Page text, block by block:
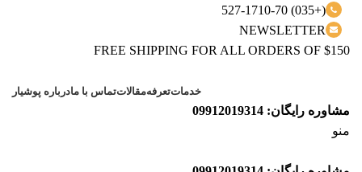
(+035) 527-1710-70
NEWSLETTER
FREE SHIPPING FOR ALL ORDERS OF $150
خدماتتعرفهمقالاتتماس با مادرباره پوشیار
مشاوره رایگان: 09912019314
منو